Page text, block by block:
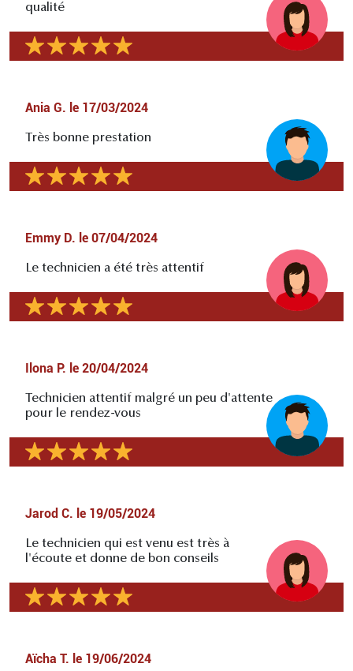
qualité
Ania G. le 17/03/2024
Très bonne prestation
Emmy D. le 07/04/2024
Le technicien a été très attentif
Ilona P. le 20/04/2024
Technicien attentif malgré un peu d'attente
pour le rendez-vous
Jarod C. le 19/05/2024
Le technicien qui est venu est très à
l'écoute et donne de bon conseils
Aïcha T. le 19/06/2024